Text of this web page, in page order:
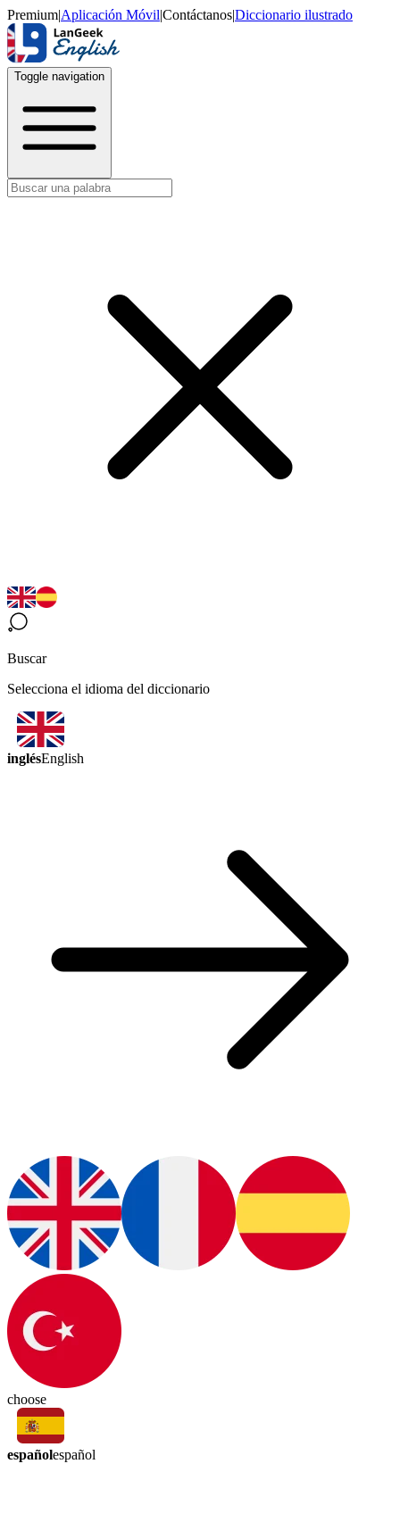
Premium|Aplicación Móvil|Contáctanos|Diccionario ilustrado
Toggle navigation
Buscar
Selecciona el idioma del diccionario
inglésEnglish
choose
españolespañol